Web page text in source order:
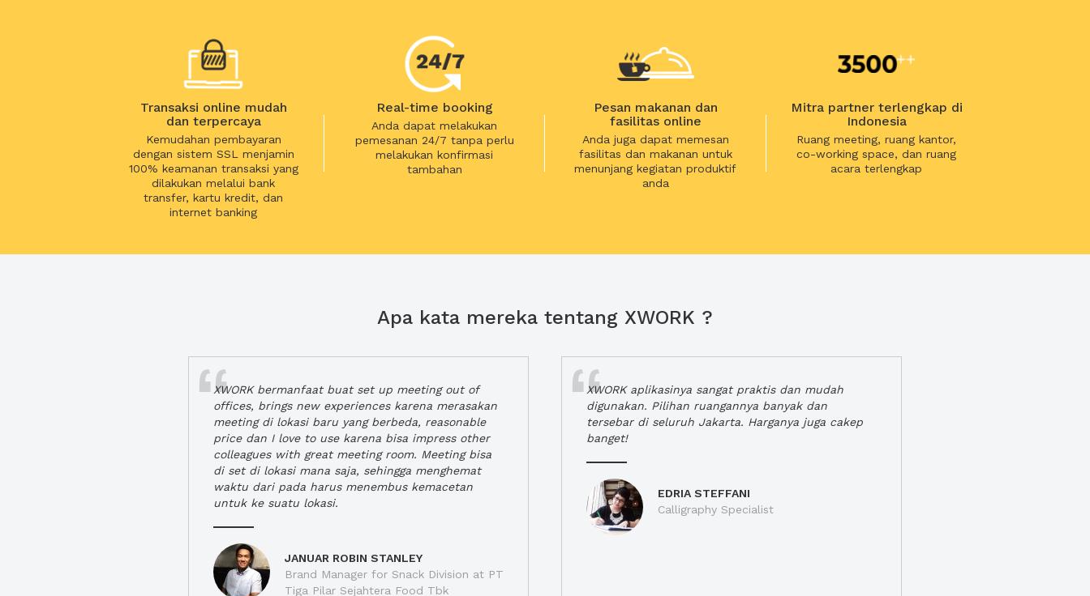
Transaksi online mudah
dan terpercaya
Kemudahan pembayaran
dengan sistem SSL menjamin
100% keamanan transaksi yang
dilakukan melalui bank
transfer, kartu kredit, dan
internet banking
Real-time booking
Anda dapat melakukan
pemesanan 24/7 tanpa perlu
melakukan konfirmasi
tambahan
Pesan makanan dan
fasilitas online
Anda juga dapat memesan
fasilitas dan makanan untuk
menunjang kegiatan produktif
anda
Mitra partner terlengkap di
Indonesia
Ruang meeting, ruang kantor,
co-working space, dan ruang
acara terlengkap
Apa kata mereka tentang XWORK ?
XWORK bermanfaat buat set up meeting out of
offices, brings new experiences karena merasakan
meeting di lokasi baru yang berbeda, reasonable
price dan I love to use karena bisa impress other
colleagues with great meeting room. Meeting bisa
di set di lokasi mana saja, sehingga menghemat
waktu dari pada harus menembus kemacetan
untuk ke suatu lokasi.
JANUAR ROBIN STANLEY
Brand Manager for Snack Division at PT
Tiga Pilar Sejahtera Food Tbk
XWORK aplikasinya sangat praktis dan mudah
digunakan. Pilihan ruangannya banyak dan
tersebar di seluruh Jakarta. Harganya juga cakep
banget!
EDRIA STEFFANI
Calligraphy Specialist